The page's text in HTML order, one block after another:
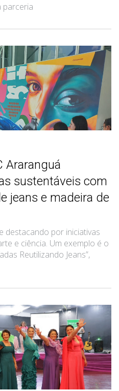
parceria
Araranguá
sustentáveis com
jeans e madeira de
destacando por iniciativas
e ciência. Um exemplo é o
Reutilizando Jeans”,